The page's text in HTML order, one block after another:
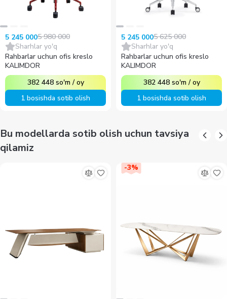
5 245 0005 980 000
Sharhlar yo'q
Rahbarlar uchun ofis kreslo
KALIMDOR
382 448 so'm /oy
1 bosishda sotib olish
5 245 0005 625 000
Sharhlar yo'q
Rahbarlar uchun ofis kreslo
KALIMDOR
382 448 so'm /oy
1 bosishda sotib olish
Bu modellarda sotib olish uchun tavsiya
qilamiz
-3%